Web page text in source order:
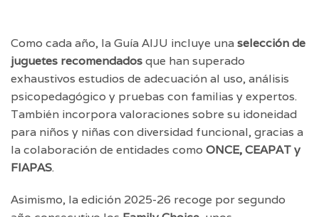
Como cada año, la Guía AIJU incluye una selección de
juguetes recomendadosque han superado
exhaustivos estudios de adecuación al uso, análisis
psicopedagógico y pruebas con familias y expertos.
También incorpora valoraciones sobre su idoneidad
para niños y niñas con diversidad funcional, gracias a
la colaboración de entidades como ONCE, CEAPAT y
FIAPAS.
Asimismo, la edición 2025-26 recoge por segundo